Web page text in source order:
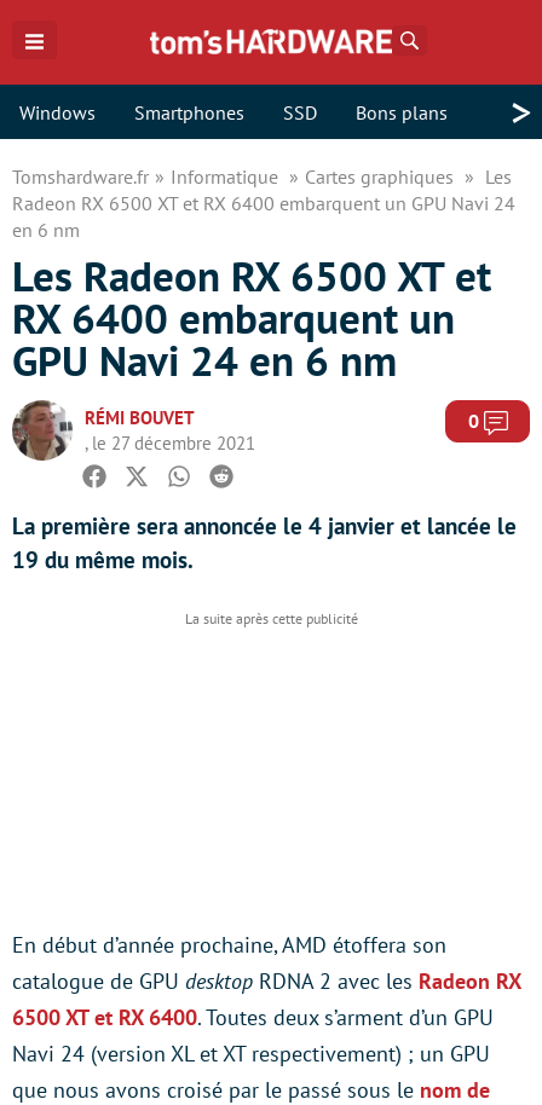
Windows Smartphones SSD Bons plans >
Tomshardware.fr Informatique Cartes graphiques
Les
Radeon RX 6500 XT et RX 6400 embarquent un GPU Navi 24
en 6 nm
Les Radeon RX 6500 XT et
RX 6400 embarquent un
GPU Navi 24 en 6 nm
RÉMI BOUVET
, le 27 décembre 2021
0
Facebook
TwitterWhatsapp
Reddit
La première sera annoncée le 4 janvier et lancée le
19 du même mois.
En début d’année prochaine, AMD étoffera son
catalogue de GPU desktop RDNA 2 avec les Radeon RX
6500 XT et RX 6400. Toutes deux s’arment d’un GPU
Navi 24 (version XL et XT respectivement) ; un GPU
que nous avons croisé par le passé sous le nom de